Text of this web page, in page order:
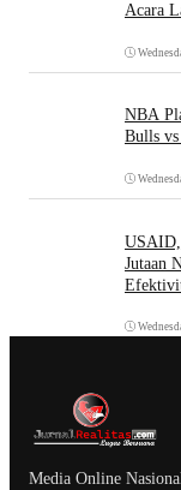
Acara
NBA
Bulls vs
USAID,
Jutaan
Media Online